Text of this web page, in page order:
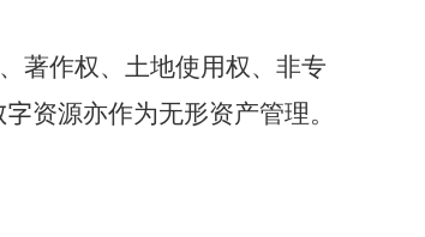
著作权、土地使用权、非专
字资源亦作为无形资产管理。